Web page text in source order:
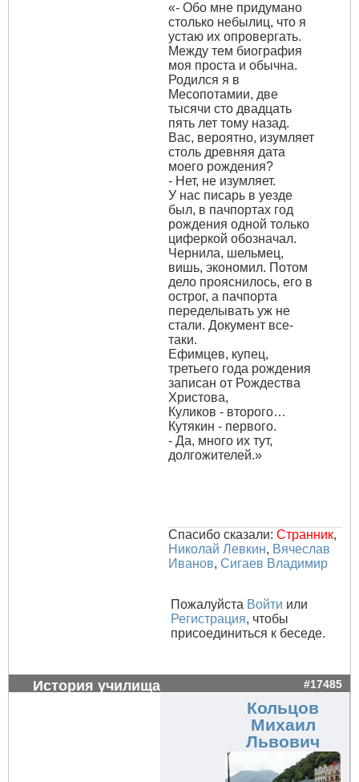
«- Обо мне придумано
столько небылиц, что я
устаю их опровергать.
Между тем биография
моя проста и обычна.
Родился я в
Месопотамии, две
тысячи сто двадцать
пять лет тому назад.
Вас, вероятно, изумляет
столь древняя дата
моего рождения?
- Нет, не изумляет.
У нас писарь в уезде
был, в пачпортах год
рождения одной только
циферкой обозначал.
Чернила, шельмец,
вишь, экономил. Потом
дело прояснилось, его в
острог, а пачпорта
переделывать уж не
стали. Документ все-
таки.
Ефимцев, купец,
третьего года рождения
записан от Рождества
Христова,
Куликов - второго…
Кутякин - первого.
- Да, много их тут,
долгожителей.»
Спасибо сказали: Странник,
Николай Левкин, Вячеслав
Иванов, Сигаев Владимир
Пожалуйста Войти или
Регистрация, чтобы
присоединиться к беседе.
История училища #17485
Кольцов
Михаил
Львович